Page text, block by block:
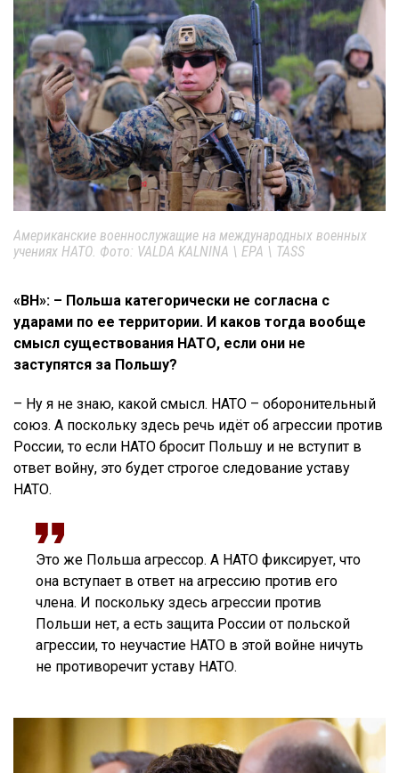
Американские военнослужащие на международных военных
учениях НАТО. Фото: VALDA KALNINA \ EPA \ TASS
«ВН»: – Польша категорически не согласна с
ударами по ее территории. И каков тогда вообще
смысл существования НАТО, если они не
заступятся за Польшу?
– Ну я не знаю, какой смысл. НАТО – оборонительный
союз. А поскольку здесь речь идёт об агрессии против
России, то если НАТО бросит Польшу и не вступит в
ответ войну, это будет строгое следование уставу
НАТО.
Это же Польша агрессор. А НАТО фиксирует, что
она вступает в ответ на агрессию против его
члена. И поскольку здесь агрессии против
Польши нет, а есть защита России от польской
агрессии, то неучастие НАТО в этой войне ничуть
не противоречит уставу НАТО.